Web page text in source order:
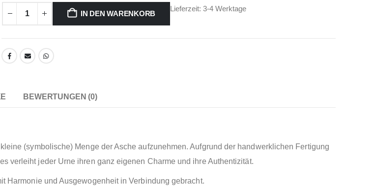
IN DEN WARENKORB
Lieferzeit: 3-4 Werktage
BEWERTUNGEN (0)
(symbolische) Menge der Asche aufzunehmen. Aufgrund der handwerklichen Fertigung
verleiht jeder Urne ihren ganz eigenen Charme und ihre Authentizität.
Harmonie und Ausgewogenheit in Verbindung gebracht.